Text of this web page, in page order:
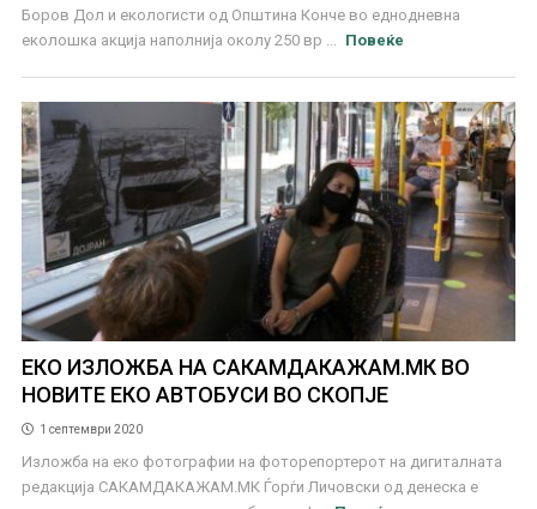
Боров Дол и екологисти од Општина Конче во еднодневна
еколошка акција наполнија околу 250 вр ...
Повеќе
ЕКО ИЗЛОЖБА НА САКАМДАКАЖАМ.МК ВО
НОВИТЕ ЕКО АВТОБУСИ ВО СКОПЈЕ
1 септември 2020
Изложба на еко фотографии на фоторепортерот на дигиталната
редакција САКАМДАКАЖАМ.МК Ѓорѓи Личовски од денеска е